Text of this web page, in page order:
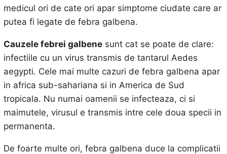
medicul ori de cate ori apar simptome ciudate care ar
putea fi legate de febra galbena.
Cauzele febrei galbenesunt cat se poate de clare:
infectiile cu un virus transmis de tantarul Aedes
aegypti. Cele mai multe cazuri de febra galbena apar
in africa sub-sahariana si in America de Sud
tropicala. Nu numai oamenii se infecteaza, ci si
maimutele, virusul e transmis intre cele doua specii in
permanenta.
De foarte multe ori, febra galbena duce la complicatii